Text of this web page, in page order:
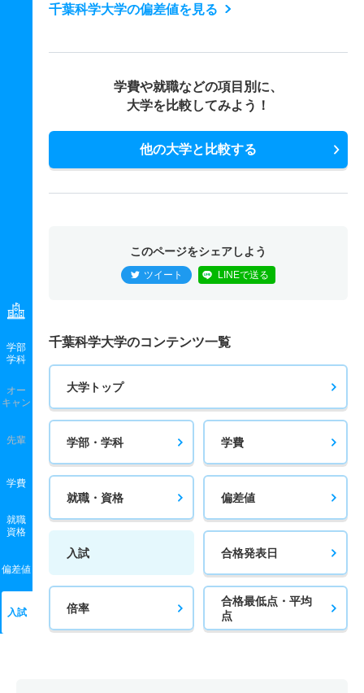
学部
学科
オー
キャン
先輩
学費
就職
資格
偏差値
入試
千葉科学大学の偏差値を見る
学費や就職などの項目別に、
大学を比較してみよう！
他の大学と比較する
このページをシェアしよう
ツイート LINEで送る
千葉科学大学のコンテンツ一覧
大学トップ
学部・学科 学費
就職・資格 偏差値
入試 合格発表日
倍率
合格最低点・平均
点